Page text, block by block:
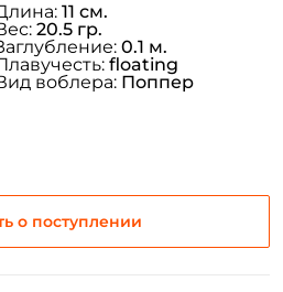
о поступлении
11 см.
20.5 гр.
0.1 м.
floating
воблера: Поппер